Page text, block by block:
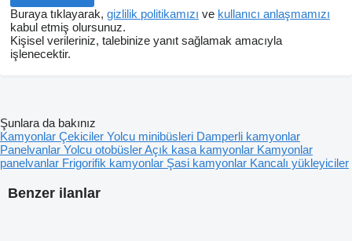
Buraya tıklayarak, gizlilik politikamızı ve kullanıcı anlaşmamızı
kabul etmiş olursunuz.
Kişisel verileriniz, talebinize yanıt sağlamak amacıyla
işlenecektir.
Benzer ilanlar
Şunlara da bakınız
Kamyonlar Çekiciler Yolcu minibüsleri Damperli kamyonlar
Panelvanlar Yolcu otobüslerAçık kasa kamyonlar Kamyonlar
panelvanlar Frigorifik kamyonlar Şasi kamyonlar Kancalı yükleyiciler